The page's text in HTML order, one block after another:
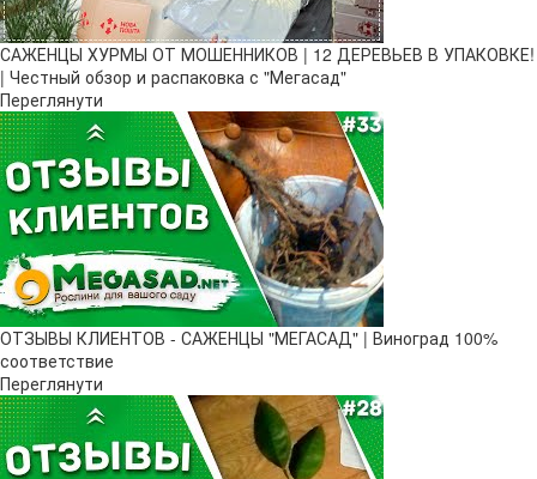
САЖЕНЦЫ ХУРМЫ ОТ МОШЕННИКОВ | 12 ДЕРЕВЬЕВ В УПАКОВКЕ!
| Честный обзор и распаковка с "Мегасад"
Переглянути
ОТЗЫВЫ КЛИЕНТОВ - САЖЕНЦЫ "МЕГАСАД" | Виноград 100%
соответствие
Переглянути